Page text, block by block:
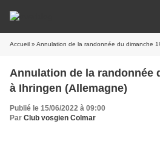
Accueil » Annulation de la randonnée du dimanche
Annulation de la randonnée
à Ihringen (Allemagne)
Publié le 15/06/2022 à 09:00
Par Club vosgien Colmar